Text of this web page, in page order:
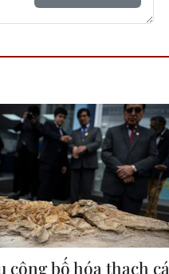
công bố hóa thạch cá